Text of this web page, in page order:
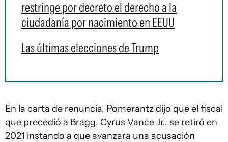
restringe por decreto el derecho a la
ciudadanía por nacimiento en EEUU
Las últimas elecciones de Trump
En la carta de renuncia, Pomerantz dijo que el fiscal
que precedió a Bragg, Cyrus Vance Jr., se retiró en
2021 instando a que avanzara una acusación